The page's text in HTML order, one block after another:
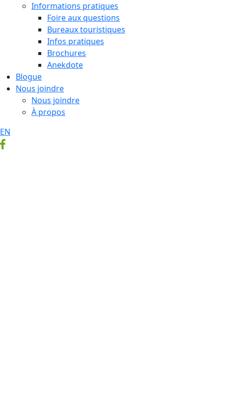
Informations pratiques
Foire aux questions
Bureaux touristiques
Infos pratiques
Brochures
Anekdote
Blogue
Nous joindre
Nous joindre
À propos
EN